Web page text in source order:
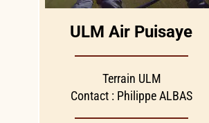
ULM Air Puisaye
Terrain ULM
Contact : Philippe ALBAS